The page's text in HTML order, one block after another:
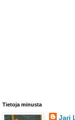
Tietoja minusta
Jari